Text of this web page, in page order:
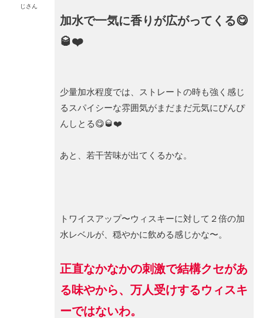
じさん
加水で一気に香りが広がってくる😋
🥃❤️
少量加水程度では、ストレートの時も強く感じ
るスパイシーな雰囲気がまだまだ元気にぴんぴ
んしとる😋🥃❤️
あと、若干苦味が出てくるかな。
トワイスアップ〜ウィスキーに対して２倍の加
水レベルが、穏やかに飲める感じかな〜。
正直なかなかの刺激で結構クセがあ
る味やから、万人受けするウィスキ
ーではないわ。